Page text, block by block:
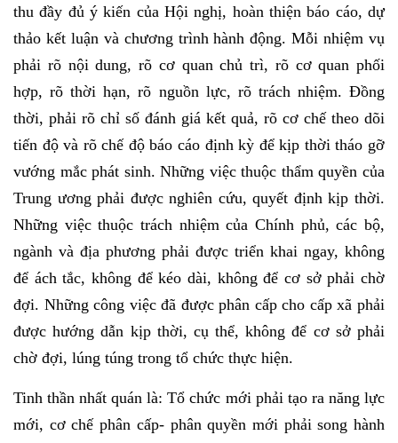
thu đầy đủ ý kiến của Hội nghị, hoàn thiện báo cáo, dự
thảo kết luận và chương trình hành động. Mỗi nhiệm vụ
phải rõ nội dung, rõ cơ quan chủ trì, rõ cơ quan phối
hợp, rõ thời hạn, rõ nguồn lực, rõ trách nhiệm. Đồng
thời, phải rõ chỉ số đánh giá kết quả, rõ cơ chế theo dõi
tiến độ và rõ chế độ báo cáo định kỳ để kịp thời tháo gỡ
vướng mắc phát sinh. Những việc thuộc thẩm quyền của
Trung ương phải được nghiên cứu, quyết định kịp thời.
Những việc thuộc trách nhiệm của Chính phủ, các bộ,
ngành và địa phương phải được triển khai ngay, không
để ách tắc, không để kéo dài, không để cơ sở phải chờ
đợi. Những công việc đã được phân cấp cho cấp xã phải
được hướng dẫn kịp thời, cụ thể, không để cơ sở phải
chờ đợi, lúng túng trong tổ chức thực hiện.
Tinh thần nhất quán là: Tổ chức mới phải tạo ra năng lực
mới, cơ chế phân cấp- phân quyền mới phải song hành